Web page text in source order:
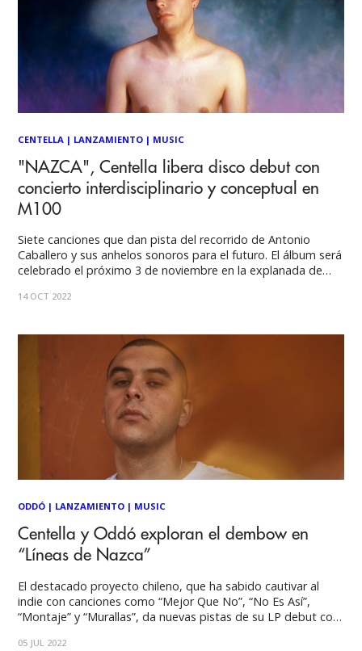
CENTELLA | LANZAMIENTO | MUSIC
"NAZCA", Centella libera disco debut con
concierto interdisciplinario y conceptual en
M100
Siete canciones que dan pista del recorrido de Antonio
Caballero y sus anhelos sonoros para el futuro. El álbum será
celebrado el próximo 3 de noviembre en la explanada de
los músicos más seductores de la escena independiente
14 OCT 2022
ODDÓ | LANZAMIENTO | MUSIC
Centella y Oddó exploran el dembow en
“Líneas de Nazca”
El destacado proyecto chileno, que ha sabido cautivar al
indie con canciones como “Mejor Que No”, “No Es Así”,
“Montaje” y “Murallas”, da nuevas pistas de su LP debut con
intenciones sonoras, además de la identidad de nuestra
05 JUL 2022